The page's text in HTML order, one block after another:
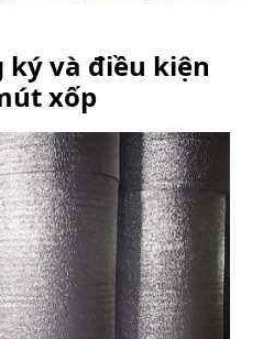
và điều kiện
xốp